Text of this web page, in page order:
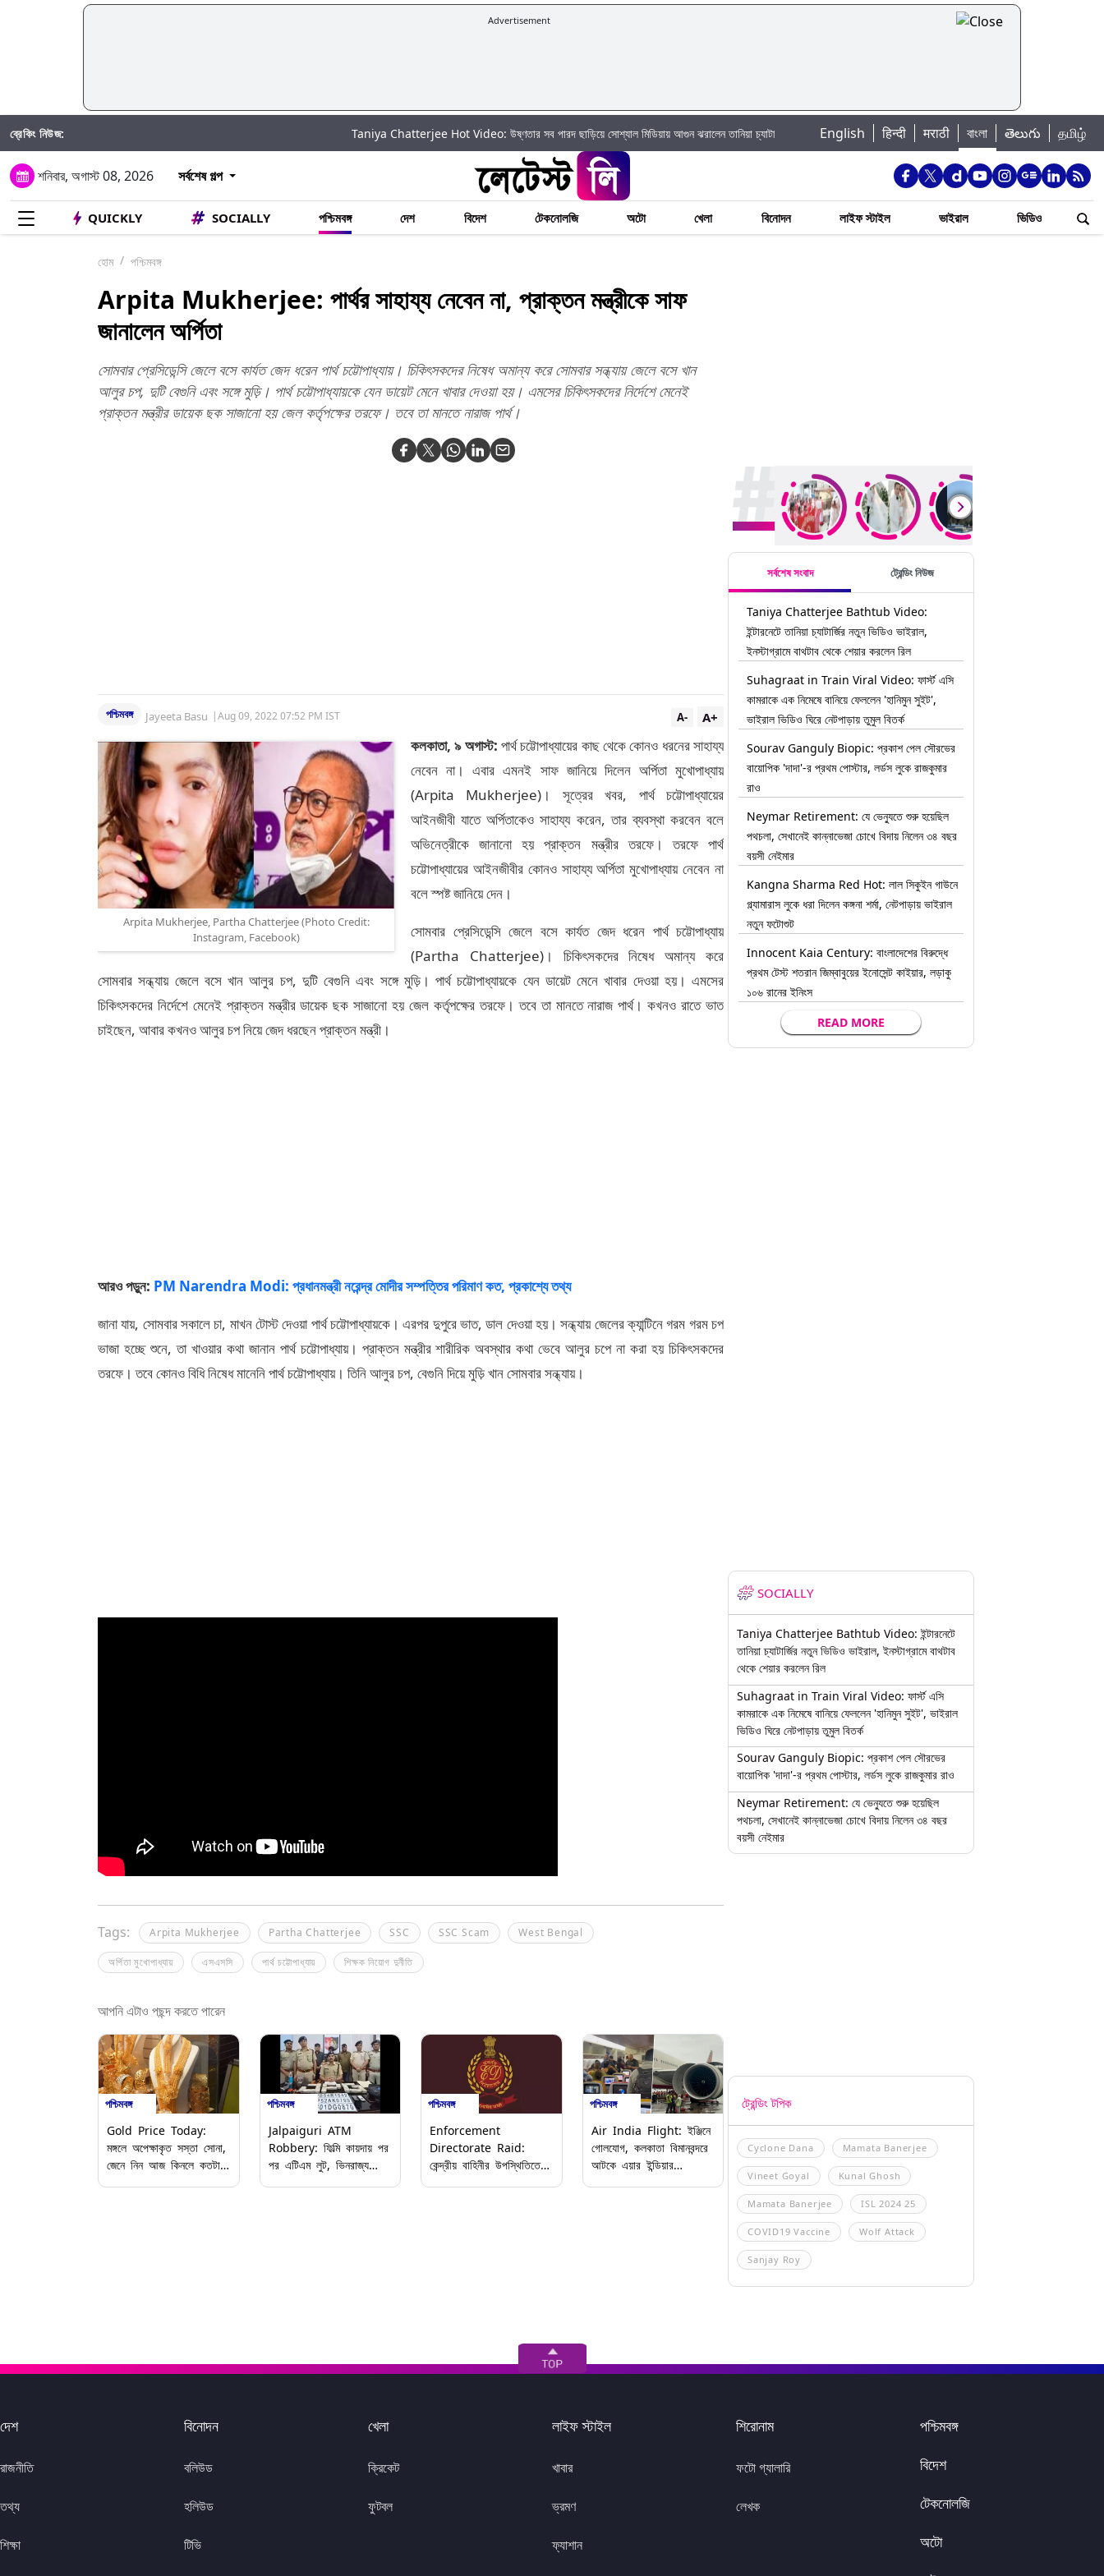
Advertisement
ব্রেকিং নিউজ: Taniya Chatterjee Hot Video: উষ্ণতার সব পারদ ছাড়িয়ে সোশ্যাল মিডিয়ায় আগুন ঝরালেন তানিয়া চ্যাটার্জি|Jannat Toha Hot Video: জান্নাত তোহার নতুন ইনস্টা পোস্ট দেখে হৃদয় গলল
English हिन्दी मराठी বাংলা తెలుగు தமிழ்
শনিবার, অগাস্ট 08, 2026 সর্বশেষ গল্প
QUICKLY SOCIALLY পশ্চিমবঙ্গ দেশ বিদেশ টেকনোলজি অটো খেলা বিনোদন লাইফ স্টাইল ভাইরাল ভিডিও
হোম পশ্চিমবঙ্গ
Arpita Mukherjee: পার্থর সাহায্য নেবেন না, প্রাক্তন মন্ত্রীকে সাফ
জানালেন অর্পিতা
সোমবার প্রেসিডেন্সি জেলে বসে কার্যত জেদ ধরেন পার্থ চট্টোপাধ্যায়। চিকিৎসকদের নিষেধ অমান্য করে সোমবার সন্ধ্যায় জেলে বসে খান
আলুর চপ, দুটি বেগুনি এবং সঙ্গে মুড়ি। পার্থ চট্টোপাধ্যায়কে যেন ডায়েট মেনে খাবার দেওয়া হয়। এমসের চিকিৎসকদের নির্দেশে মেনেই
প্রাক্তন মন্ত্রীর ডায়েক ছক সাজানো হয় জেল কর্তৃপক্ষের তরফে। তবে তা মানতে নারাজ পার্থ।
পশ্চিমবঙ্গ Jayeeta Basu |Aug 09, 2022 07:52 PM IST A+
A-
Arpita Mukherjee, Partha Chatterjee (Photo Credit:
Instagram, Facebook)
কলকাতা, ৯ অগাস্ট: পার্থ চট্টোপাধ্যায়ের কাছ থেকে কোনও ধরনের সাহায্য
নেবেন না। এবার এমনই সাফ জানিয়ে দিলেন অর্পিতা মুখোপাধ্যায়
(Arpita Mukherjee)। সূত্রের খবর, পার্থ চট্টোপাধ্যায়ের
আইনজীবী যাতে অর্পিতাকেও সাহায্য করেন, তার ব্যবস্থা করবেন বলে
অভিনেত্রীকে জানানো হয় প্রাক্তন মন্ত্রীর তরফে। তরফে পার্থ
চট্টোপাধ্যায়ের আইনজীবীর কোনও সাহায্য অর্পিতা মুখোপাধ্যায় নেবেন না
বলে স্পষ্ট জানিয়ে দেন।
সোমবার প্রেসিডেন্সি জেলে বসে কার্যত জেদ ধরেন পার্থ চট্টোপাধ্যায়
(Partha Chatterjee)। চিকিৎসকদের নিষেধ অমান্য করে
সোমবার সন্ধ্যায় জেলে বসে খান আলুর চপ, দুটি বেগুনি এবং সঙ্গে মুড়ি। পার্থ চট্টোপাধ্যায়কে যেন ডায়েট মেনে খাবার দেওয়া হয়। এমসের
চিকিৎসকদের নির্দেশে মেনেই প্রাক্তন মন্ত্রীর ডায়েক ছক সাজানো হয় জেল কর্তৃপক্ষের তরফে। তবে তা মানতে নারাজ পার্থ। কখনও রাতে ভাত
চাইছেন, আবার কখনও আলুর চপ নিয়ে জেদ ধরছেন প্রাক্তন মন্ত্রী।
আরও পড়ুন: PM Narendra Modi: প্রধানমন্ত্রী নরেন্দ্র মোদীর সম্পত্তির পরিমাণ কত, প্রকাশ্যে তথ্য
জানা যায়, সোমবার সকালে চা, মাখন টোস্ট দেওয়া পার্থ চট্টোপাধ্যায়কে। এরপর দুপুরে ভাত, ডাল দেওয়া হয়। সন্ধ্যায় জেলের ক্যান্টিনে গরম গরম চপ
ভাজা হচ্ছে শুনে, তা খাওয়ার কথা জানান পার্থ চট্টোপাধ্যায়। প্রাক্তন মন্ত্রীর শারীরিক অবস্থার কথা ভেবে আলুর চপে না করা হয় চিকিৎসকদের
তরফে। তবে কোনও বিধি নিষেধ মানেনি পার্থ চট্টোপাধ্যায়। তিনি আলুর চপ, বেগুনি দিয়ে মুড়ি খান সোমবার সন্ধ্যায়।
Tags: Arpita Mukherjee Partha Chatterjee SSC SSC Scam West Bengal
অর্পিতা মুখোপাধ্যায় এসএসসি পার্থ চট্টোপাধ্যায় শিক্ষক নিয়োগ দুর্নীতি
আপনি এটাও পছন্দ করতে পারেন
পশ্চিমবঙ্গ
Gold Price Today:
মঙ্গলে অপেক্ষাকৃত সস্তা সোনা,
জেনে নিন আজ কিনলে কতটা
পশ্চিমবঙ্গ
Jalpaiguri ATM
Robbery: ফিল্মি কায়দায় পর
পর এটিএম লুট, ভিনরাজ্য
পশ্চিমবঙ্গ
Enforcement
Directorate Raid:
কেন্দ্রীয় বাহিনীর উপস্থিতিতে
পশ্চিমবঙ্গ
Air India Flight: ইঞ্জিনে
গোলযোগ, কলকাতা বিমানবন্দরে
আটকে এয়ার ইন্ডিয়ার
সর্বশেষ সংবাদ ট্রেন্ডিং নিউজ
Taniya Chatterjee Bathtub Video:
ইন্টারনেটে তানিয়া চ্যাটার্জির নতুন ভিডিও ভাইরাল,
ইনস্টাগ্রামে বাথটাব থেকে শেয়ার করলেন রিল
Suhagraat in Train Viral Video: ফার্স্ট এসি
কামরাকে এক নিমেষে বানিয়ে ফেললেন 'হানিমুন সুইট',
ভাইরাল ভিডিও ঘিরে নেটপাড়ায় তুমুল বিতর্ক
Sourav Ganguly Biopic: প্রকাশ পেল সৌরভের
বায়োপিক 'দাদা'-র প্রথম পোস্টার, লর্ডস লুকে রাজকুমার
রাও
Neymar Retirement: যে ভেন্যুতে শুরু হয়েছিল
পথচলা, সেখানেই কান্নাভেজা চোখে বিদায় নিলেন ৩৪ বছর
বয়সী নেইমার
Kangna Sharma Red Hot: লাল সিকুইন গাউনে
গ্ল্যামারাস লুকে ধরা দিলেন কঙ্গনা শর্মা, নেটপাড়ায় ভাইরাল
নতুন ফটোশুট
Innocent Kaia Century: বাংলাদেশের বিরুদ্ধে
প্রথম টেস্ট শতরান জিম্বাবুয়ের ইনোসেন্ট কাইয়ার, লড়াকু
১০৬ রানের ইনিংস
READ MORE
SOCIALLY
Taniya Chatterjee Bathtub Video: ইন্টারনেটে
তানিয়া চ্যাটার্জির নতুন ভিডিও ভাইরাল, ইনস্টাগ্রামে বাথটাব
থেকে শেয়ার করলেন রিল
Suhagraat in Train Viral Video: ফার্স্ট এসি
কামরাকে এক নিমেষে বানিয়ে ফেললেন 'হানিমুন সুইট', ভাইরাল
ভিডিও ঘিরে নেটপাড়ায় তুমুল বিতর্ক
Sourav Ganguly Biopic: প্রকাশ পেল সৌরভের
বায়োপিক 'দাদা'-র প্রথম পোস্টার, লর্ডস লুকে রাজকুমার রাও
Neymar Retirement: যে ভেন্যুতে শুরু হয়েছিল
পথচলা, সেখানেই কান্নাভেজা চোখে বিদায় নিলেন ৩৪ বছর
বয়সী নেইমার
ট্রেন্ডিং টপিক
Cyclone Dana Mamata Banerjee
Vineet Goyal Kunal Ghosh
Mamata Banerjee ISL 2024 25
COVID19 Vaccine Wolf Attack
Sanjay Roy
দেশ
রাজনীতি
তথ্য
শিক্ষা
বিনোদন
বলিউড
হলিউড
টিভি
খেলা
ক্রিকেট
ফুটবল
লাইফ স্টাইল
খাবার
ভ্রমণ
ফ্যাশান
শিরোনাম
ফটো গ্যালারি
লেখক
পশ্চিমবঙ্গ
বিদেশ
টেকনোলজি
অটো